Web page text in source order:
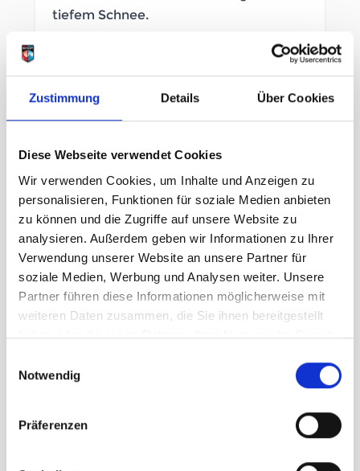
Zustimmung Details Über Cookies
Diese Webseite verwendet Cookies
Wir verwenden Cookies, um Inhalte und Anzeigen zu
personalisieren, Funktionen für soziale Medien anbieten
zu können und die Zugriffe auf unsere Website zu
analysieren. Außerdem geben wir Informationen zu Ihrer
Verwendung unserer Website an unsere Partner für
soziale Medien, Werbung und Analysen weiter. Unsere
Partner führen diese Informationen möglicherweise mit
weiteren Daten zusammen, die Sie ihnen bereitgestellt
haben oder die sie im Rahmen Ihrer Nutzung der Dienste
Notwendig
Präferenzen
tiefem Schnee.
Artikelnummer LB_103998002
Größe
M L XL
unser Preis ab:39,95 €
Menge